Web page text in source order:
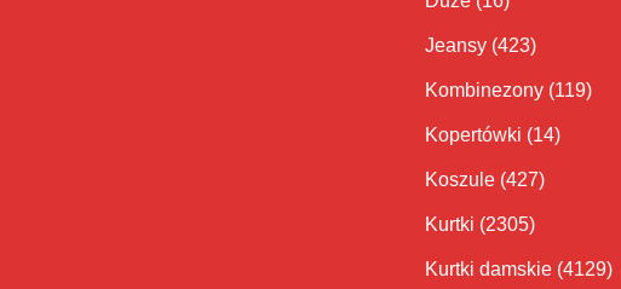
Jeansy (423)
Kombinezony (119)
Kopertówki (14)
Koszule (427)
Kurtki (2305)
Kurtki damskie (4129)